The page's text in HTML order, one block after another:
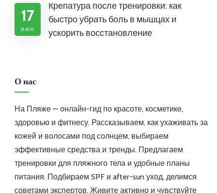
17
июн
Крепатура после тренировки: как
быстро убрать боль в мышцах и
ускорить восстановление
О нас
На Пляже — онлайн-гид по красоте, косметике,
здоровью и фитнесу. Рассказываем, как ухаживать за
кожей и волосами под солнцем, выбираем
эффективные средства и тренды. Предлагаем
тренировки для пляжного тела и удобные планы
питания. Подбираем SPF и after-sun уход, делимся
советами экспертов. Живите активно и чувствуйте